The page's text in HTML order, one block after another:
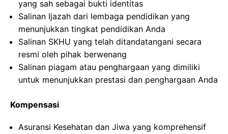
yang sah sebagai bukti identitas
Salinan Ijazah dari lembaga pendidikan yang
menunjukkan tingkat pendidikan Anda
Salinan SKHU yang telah ditandatangani secara
resmi oleh pihak berwenang
Salinan piagam atau penghargaan yang dimiliki
untuk menunjukkan prestasi dan penghargaan Anda
Kompensasi
Asuransi Kesehatan dan Jiwa yang komprehensif